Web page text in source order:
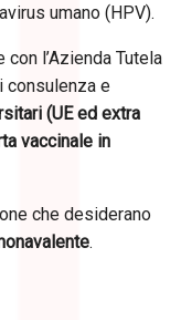
umano (HPV).
con l’Azienda Tutela
consulenza e
(UE ed extra
vaccinale in
che desiderano
.